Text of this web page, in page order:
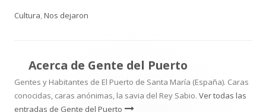
el
Cultura,Nos dejaron
Acerca de Gente del Puerto
Gentes y Habitantes de El Puerto de Santa María (España). Caras
conocidas, caras anónimas, la savia del Rey Sabio. Ver todas las
entradas de Gente del Puerto